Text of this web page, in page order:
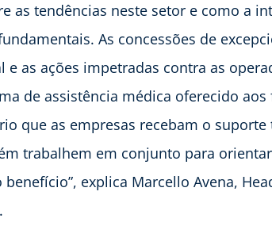
as tendências neste setor e como a
As concessões de
e as ações impetradas contra as
de assistência médica oferecido
que as empresas recebam o
trabalhem em conjunto para
explica Marcello Avena,